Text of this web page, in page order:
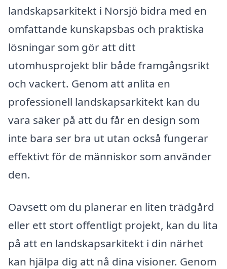
landskapsarkitekt i Norsjö bidra med en
omfattande kunskapsbas och praktiska
lösningar som gör att ditt
utomhusprojekt blir både framgångsrikt
och vackert. Genom att anlita en
professionell landskapsarkitekt kan du
vara säker på att du får en design som
inte bara ser bra ut utan också fungerar
effektivt för de människor som använder
den.
Oavsett om du planerar en liten trädgård
eller ett stort offentligt projekt, kan du lita
på att en landskapsarkitekt i din närhet
kan hjälpa dig att nå dina visioner. Genom